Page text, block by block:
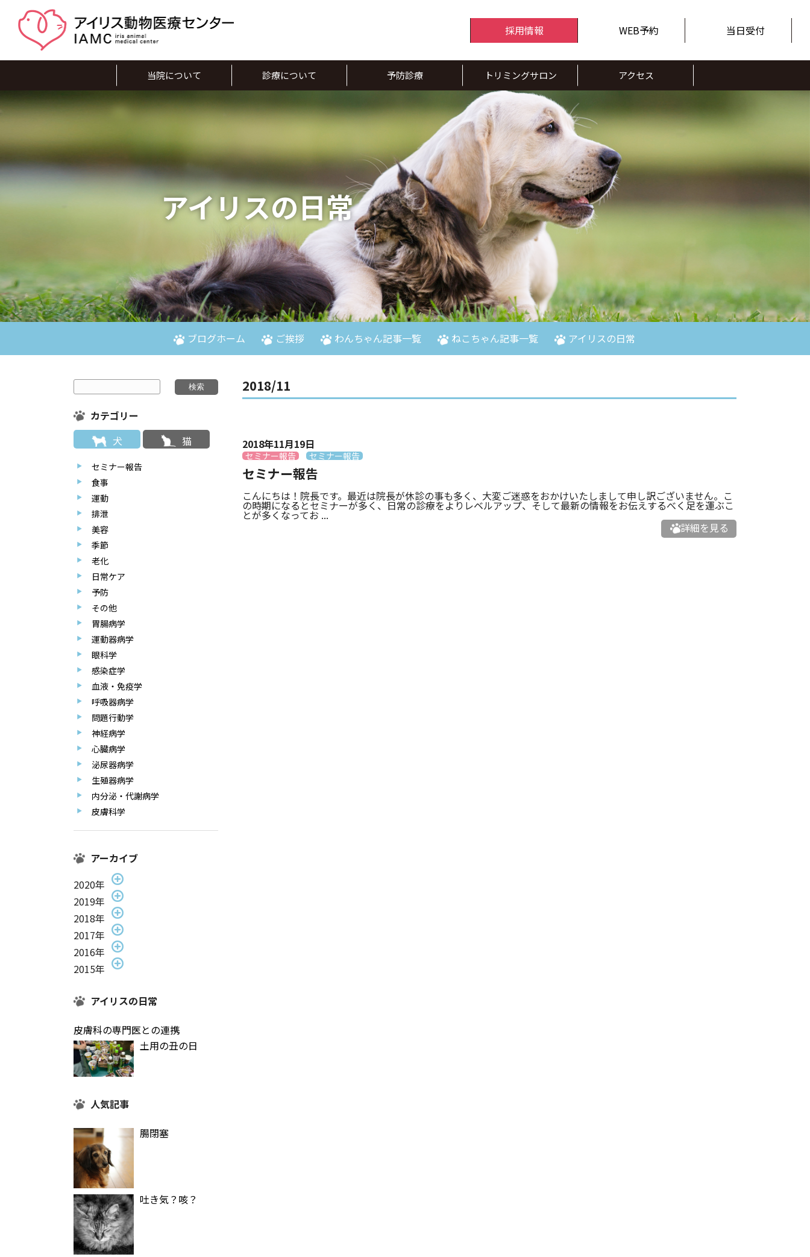
採用情報 WEB予約 当日受付
当院について 診療について 予防診療 トリミングサロン アクセス
アイリスの日常
ブログホーム ご挨拶 わんちゃん記事一覧 ねこちゃん記事一覧 アイリスの日常
2018/11
2018年11月19日
セミナー報告 セミナー報告
セミナー報告
こんにちは！院長です。最近は院長が休診の事も多く、大変ご迷惑をおかけいたしまして申し訳ございません。こ
の時期になるとセミナーが多く、日常の診療をよりレベルアップ、そして最新の情報をお伝えするべく足を運ぶこ
とが多くなってお ...
詳細を見る
カテゴリー
犬
猫
セミナー報告
食事
運動
排泄
美容
季節
老化
日常ケア
予防
その他
胃腸病学
運動器病学
眼科学
感染症学
血液・免疫学
呼吸器病学
問題行動学
神経病学
心臓病学
泌尿器病学
生殖器病学
内分泌・代謝病学
皮膚科学
アーカイブ
2020年
2019年
2018年
2017年
2016年
2015年
アイリスの日常
皮膚科の専門医との連携
土用の丑の日
人気記事
腸閉塞
吐き気？咳？